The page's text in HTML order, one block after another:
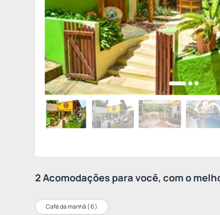
2 Acomodações para você, com o
Café da manhã (6)